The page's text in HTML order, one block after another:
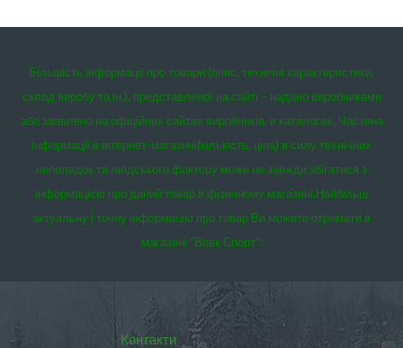
Більшість інформації про товари (опис, технічні характеристики,
склад виробу та ін.), представленої на сайті – надано виробниками
або заявлено на офіційних сайтах виробників, в каталогах. Частина
інформації в інтернет-магазині(кількість, ціна) в силу технічних
неполадок та людського фактору може не завжди збігатися з
інформацією про даний товар в фізичному магазині.Найбільш
актуальну і точну інформацію про товар Ви можете отримати в
магазині “Вовк Спорт”:
Контакти